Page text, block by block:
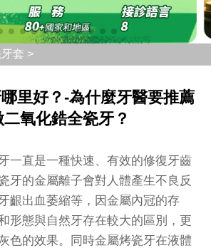
套 >
里好？-為什麼牙醫要推薦
氧化鋯全瓷牙？
一直是一種快速、有效的修復牙齒
牙的金屬離子會對人體產生不良反
齦出血萎縮等，因金屬內冠的存
形態與自然牙存在較大的區別，更
色的效果。同時金屬烤瓷牙在液體